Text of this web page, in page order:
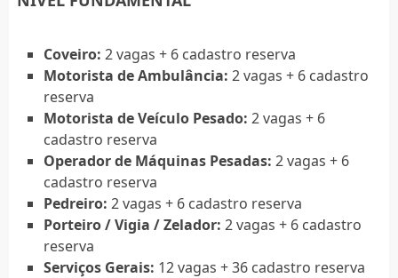
Coveiro: 2 vagas + 6 cadastro reserva
Motorista de Ambulância: 2 vagas + 6 cadastro
reserva
Motorista de Veículo Pesado: 2 vagas + 6
cadastro reserva
Operador de Máquinas Pesadas: 2 vagas + 6
cadastro reserva
Pedreiro: 2 vagas + 6 cadastro reserva
Porteiro / Vigia / Zelador: 2 vagas + 6 cadastro
reserva
Serviços Gerais: 12 vagas + 36 cadastro reserva